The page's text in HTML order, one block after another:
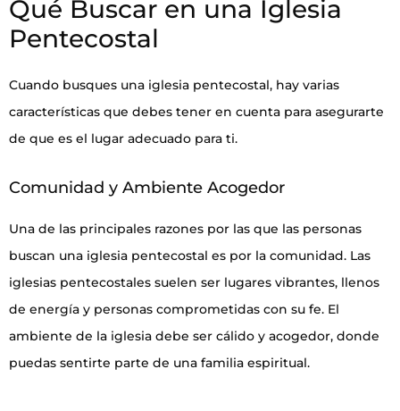
Qué Buscar en una Iglesia
Pentecostal
Cuando busques una iglesia pentecostal, hay varias
características que debes tener en cuenta para asegurarte
de que es el lugar adecuado para ti.
Comunidad y Ambiente Acogedor
Una de las principales razones por las que las personas
buscan una iglesia pentecostal es por la comunidad. Las
iglesias pentecostales suelen ser lugares vibrantes, llenos
de energía y personas comprometidas con su fe. El
ambiente de la iglesia debe ser cálido y acogedor, donde
puedas sentirte parte de una familia espiritual.